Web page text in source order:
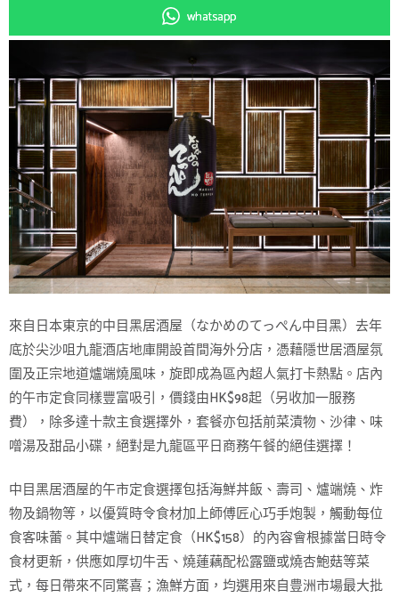
whatsapp
來自日本東京的中目黑居酒屋（なかめのてっぺん中目黑）去年
底於尖沙咀九龍酒店地庫開設首間海外分店，憑藉隱世居酒屋氛
圍及正宗地道爐端燒風味，旋即成為區內超人氣打卡熱點。店內
的午市定食同樣豐富吸引，價錢由HK$98起（另收加一服務
費），除多達十款主食選擇外，套餐亦包括前菜漬物、沙律、味
噌湯及甜品小碟，絕對是九龍區平日商務午餐的絕佳選擇！
中目黑居酒屋的午市定食選擇包括海鮮丼飯、壽司、爐端燒、炸
物及鍋物等，以優質時令食材加上師傅匠心巧手炮製，觸動每位
食客味蕾。其中爐端日替定食（HK$158）的內容會根據當日時令
食材更新，供應如厚切牛舌、燒蓮藕配松露鹽或燒杏鮑菇等菜
式，每日帶來不同驚喜；漁鮮方面，均選用來自豊洲市場最大批